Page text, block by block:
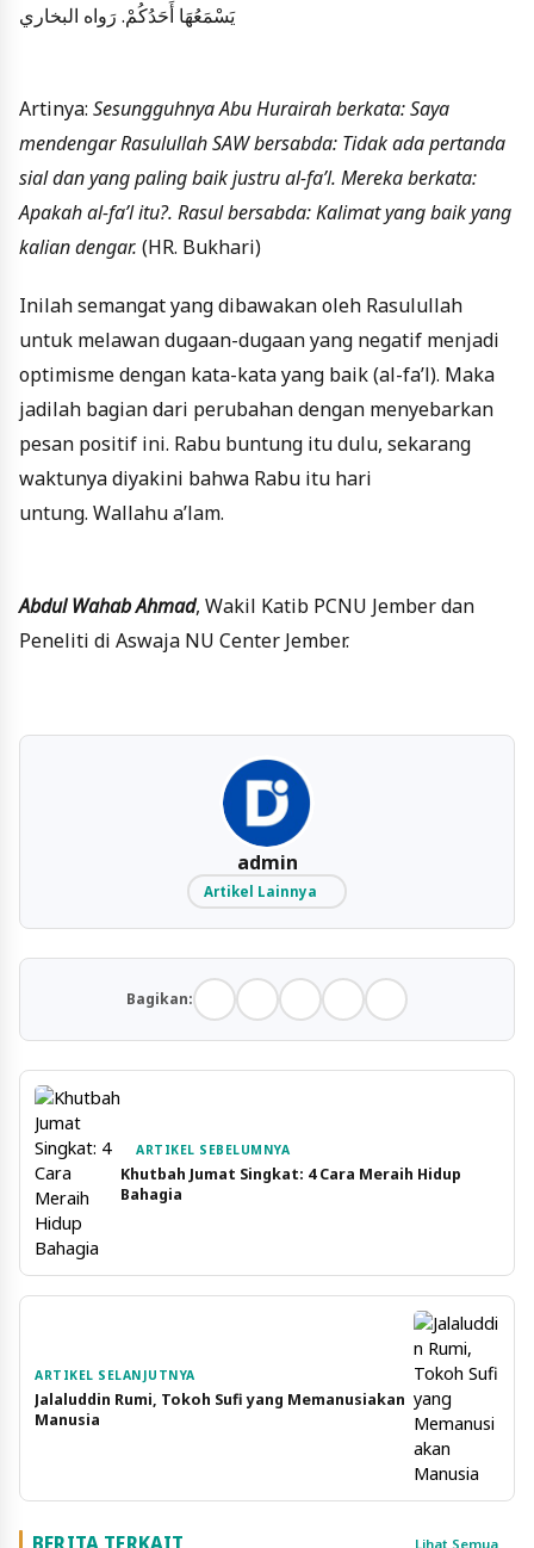
يَسْمَعُهَا أَحَدُكُمْ. رَواه البخاري
Artinya: Sesungguhnya Abu Hurairah berkata: Saya
mendengar Rasulullah SAW bersabda: Tidak ada pertanda
sial dan yang paling baik justru al-fa’l. Mereka berkata:
Apakah al-fa’l itu?. Rasul bersabda: Kalimat yang baik yang
kalian dengar. (HR. Bukhari)
Inilah semangat yang dibawakan oleh Rasulullah
untuk melawan dugaan-dugaan yang negatif menjadi
optimisme dengan kata-kata yang baik (al-fa’l). Maka
jadilah bagian dari perubahan dengan menyebarkan
pesan positif ini. Rabu buntung itu dulu, sekarang
waktunya diyakini bahwa Rabu itu hari
untung. Wallahu a’lam.
Abdul Wahab Ahmad, Wakil Katib PCNU Jember dan
Peneliti di Aswaja NU Center Jember.
admin
Artikel Lainnya
Bagikan:
ARTIKEL SEBELUMNYA
Khutbah Jumat Singkat: 4 Cara Meraih Hidup
Bahagia
ARTIKEL SELANJUTNYA
Jalaluddin Rumi, Tokoh Sufi yang Memanusiakan
Manusia
Lihat Semua